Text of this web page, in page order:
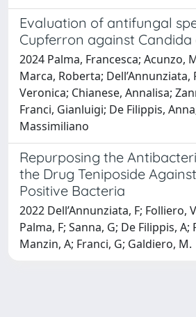
Evaluation of antifungal
Cupferron against Candida
2024 Palma, Francesca; Acunzo,
Marca, Roberta; Dell’Annunziata,
Veronica; Chianese, Annalisa;
Franci, Gianluigi; De Filippis,
Massimiliano
Repurposing the
the Drug Teniposide
Positive Bacteria
2022 Dell’Annunziata, F; Folliero,
Palma, F; Sanna, G; De Filippis, A;
Manzin, A; Franci, G; Galdiero, M.